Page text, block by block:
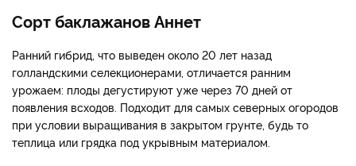
Сорт баклажанов Аннет
Ранний гибрид, что выведен около 20 лет назад
голландскими селекционерами, отличается ранним
урожаем: плоды дегустируют уже через 70 дней от
появления всходов. Подходит для самых северных огородов
при условии выращивания в закрытом грунте, будь то
теплица или грядка под укрывным материалом.